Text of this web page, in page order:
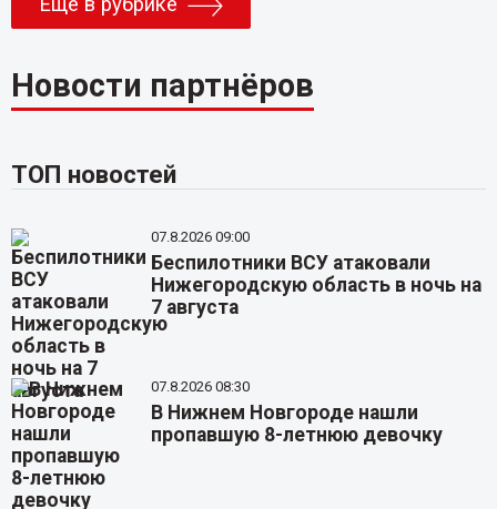
Еще в рубрике
Новости партнёров
ТОП новостей
07.8.2026 09:00
Беспилотники ВСУ атаковали
Нижегородскую область в ночь на
7 августа
07.8.2026 08:30
В Нижнем Новгороде нашли
пропавшую 8-летнюю девочку